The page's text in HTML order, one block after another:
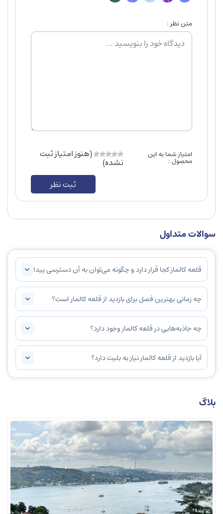
متن نظر :
امتیاز شما به این
محصول :
(هنوز امتیاز ثبت
نشده)
ثبت نظر
سوالات متداول
قلعه کالمار کجا قرار دارد و چگونه می‌توان به آن دسترسی پیدا
چه زمانی بهترین فصل برای بازدید از قلعه کالمار است؟
چه جاذبه‌هایی در قلعه کالمار وجود دارد؟
آیا بازدید از قلعه کالمار نیاز به بلیت دارد؟
بلاگ